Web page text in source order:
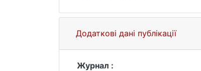
Додаткові дані публікації
Журнал :